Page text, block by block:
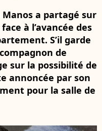
Manos a partagé sur
à l’avancée des
S’il garde
de
sur la possibilité de
annoncée par son
pour la salle de